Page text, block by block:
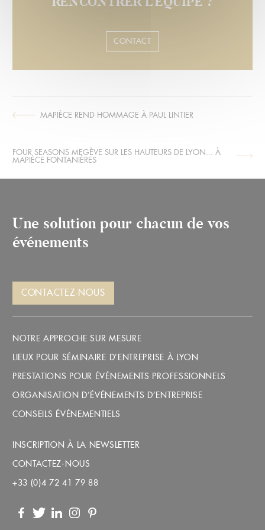
CONTACT
ARTICLE MAPIÈCE REND HOMMAGE À PAUL LINTIER
ARTICLE
FOUR SEASONS MEGÈVE SUR LES HAUTEURS DE LYON... À
MAPIÈCE FONTANIÈRES
Une solution pour chacun de vos
événements
CONTACTEZ-NOUS
NOTRE APPROCHE SUR MESURE
LIEUX POUR SÉMINAIRE D’ENTREPRISE À LYON
PRESTATIONS POUR ÉVÉNEMENTS PROFESSIONNELS
ORGANISATION D’ÉVÉNEMENTS D’ENTREPRISE
CONSEILS ÉVÉNEMENTIELS
INSCRIPTION À LA NEWSLETTER
CONTACTEZ-NOUS
+33 (0)4 72 41 79 88